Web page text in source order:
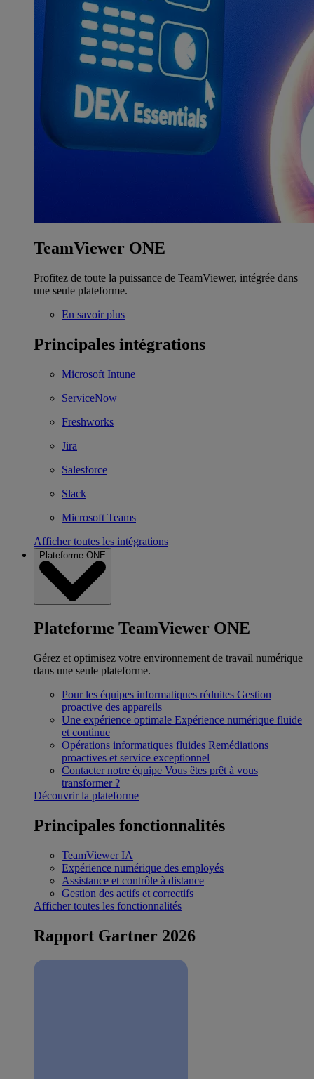
TeamViewer ONE
Profitez de toute la puissance de TeamViewer, intégrée dans
une seule plateforme.
En savoir plus
Principales intégrations
Microsoft Intune
ServiceNow
Freshworks
Jira
Salesforce
Slack
Microsoft Teams
Afficher toutes les intégrations
Plateforme ONE
Plateforme TeamViewer ONE
Gérez et optimisez votre environnement de travail numérique
dans une seule plateforme.
Pour les équipes informatiques réduites Gestion
proactive des appareils
Une expérience optimale Expérience numérique fluide
et continue
Opérations informatiques fluides Remédiations
proactives et service exceptionnel
Contacter notre équipe Vous êtes prêt à vous
transformer ?
Découvrir la plateforme
Principales fonctionnalités
TeamViewer IA
Expérience numérique des employés
Assistance et contrôle à distance
Gestion des actifs et correctifs
Afficher toutes les fonctionnalités
Rapport Gartner 2026